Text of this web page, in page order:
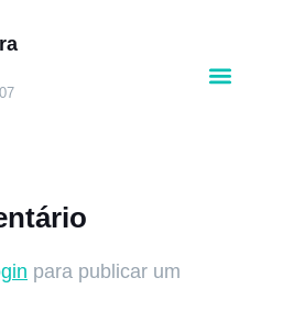
para publicar um